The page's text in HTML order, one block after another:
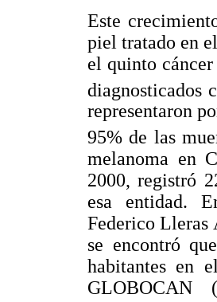
Este
piel tratado en
el quinto cáncer
diagnosticados
representaron
95% de las
melanoma en
2000, registró
esa entidad.
Federico Lleras
se encontró
habitantes en
GLOBOCAN